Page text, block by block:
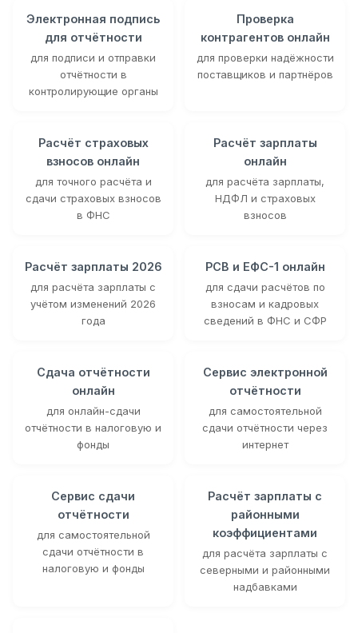
Электронная подпись
для отчётности
для подписи и отправки
отчётности в
контролирующие органы
Проверка
контрагентов онлайн
для проверки надёжности
поставщиков и партнёров
Расчёт страховых
взносов онлайн
для точного расчёта и
сдачи страховых взносов
в ФНС
Расчёт зарплаты
онлайн
для расчёта зарплаты,
НДФЛ и страховых
взносов
Расчёт зарплаты 2026
для расчёта зарплаты с
учётом изменений 2026
года
РСВ и ЕФС-1 онлайн
для сдачи расчётов по
взносам и кадровых
сведений в ФНС и СФР
Сдача отчётности
онлайн
для онлайн-сдачи
отчётности в налоговую и
фонды
Сервис электронной
отчётности
для самостоятельной
сдачи отчётности через
интернет
Сервис сдачи
отчётности
для самостоятельной
сдачи отчётности в
налоговую и фонды
Расчёт зарплаты с
районными
коэффициентами
для расчёта зарплаты с
северными и районными
надбавками